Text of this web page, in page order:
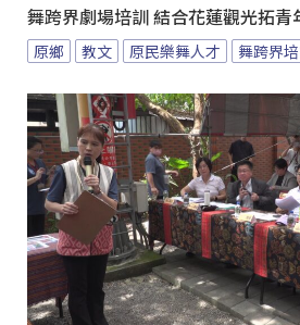
舞跨界劇場培訓 結合花蓮觀光拓青
原鄉 教文 原民樂舞人才 舞跨界